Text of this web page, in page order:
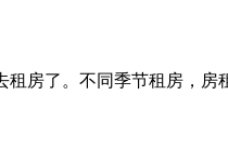
房了。不同季节租房，房